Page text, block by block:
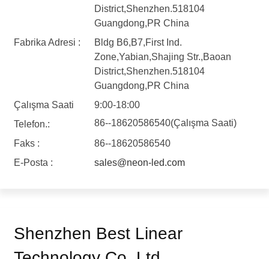
District,Shenzhen.518104
Guangdong,PR China
Fabrika Adresi :
Bldg B6,B7,First Ind.
Zone,Yabian,Shajing Str.,Baoan
District,Shenzhen.518104
Guangdong,PR China
Çalışma Saati
9:00-18:00
Telefon.:
86--18620586540(Çalışma Saati)
Faks :
86--18620586540
E-Posta :
sales@neon-led.com
Shenzhen Best Linear